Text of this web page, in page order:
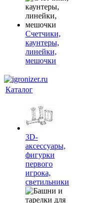
Счетчики,
каунтеры,
линейки,
мешочки
Каталог
3D-
аксессуары,
фигурки
первого
игрока,
светильники